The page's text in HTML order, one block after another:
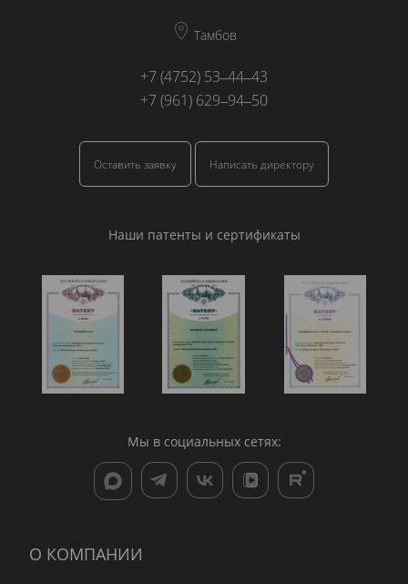
Тамбов
+7 (4752) 53‒44‒43
+7 (961) 629‒94‒50
Оставить заявку Написать директору
Наши патенты и сертификаты
Мы в социальных сетях:
О КОМПАНИИ